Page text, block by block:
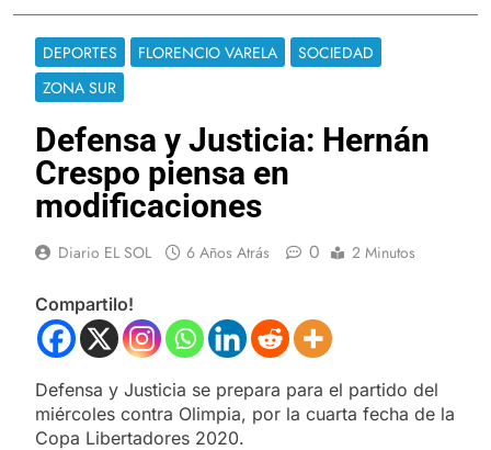
DEPORTES FLORENCIO VARELA
SOCIEDAD
ZONA SUR
Defensa y Justicia: Hernán
Crespo piensa en
modificaciones
Diario EL SOL 6 Años Atrás 0 2 Minutos
Compartilo!
Defensa y Justicia se prepara para el partido del
miércoles contra Olimpia, por la cuarta fecha de la
Copa Libertadores 2020.